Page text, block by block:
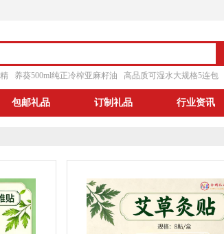
养葵500ml纯正冷榨亚麻籽油 高品质可湿水大规格5连包
包邮礼品 订制礼品 行业资讯